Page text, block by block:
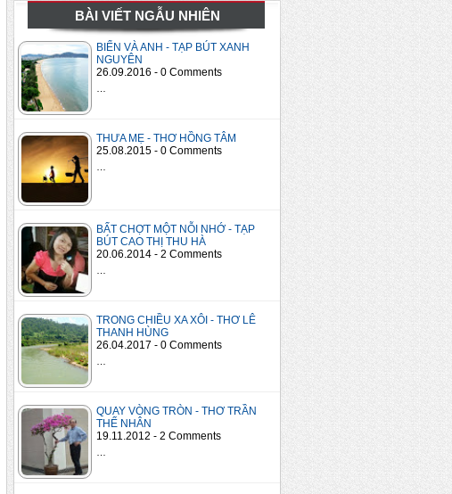
BÀI VIẾT NGẪU NHIÊN
BIỂN VÀ ANH - TẠP BÚT XANH
NGUYÊN
26.09.2016 - 0 Comments
THƯA MẸ - THƠ HỒNG TÂM
25.08.2015 - 0 Comments
BẤT CHỢT MỘT NỖI NHỚ - TẠP
BÚT CAO THỊ THU HÀ
20.06.2014 - 2 Comments
TRONG CHIỀU XA XÔI - THƠ LÊ
THANH HÙNG
26.04.2017 - 0 Comments
QUAY VÒNG TRÒN - THƠ TRẦN
THẾ NHÂN
19.11.2012 - 2 Comments